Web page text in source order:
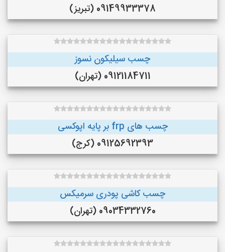
09149933378 (تبریز)
چسب سیلیکون نسوز
09121184711 (تهران)
چسب های frp بر پایه اپوکسی
09125692393 (کرج)
چسب کاشی پودری سرمیکس
09034332760 (تهران)